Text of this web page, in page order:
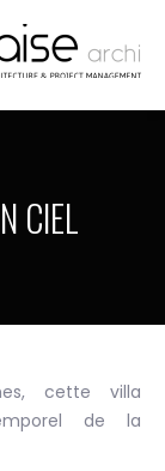
CIEL
cette villa
de la